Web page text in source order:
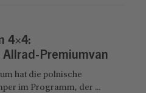
4×4:
Premiumvan
hat die polnische
im Programm, der ...